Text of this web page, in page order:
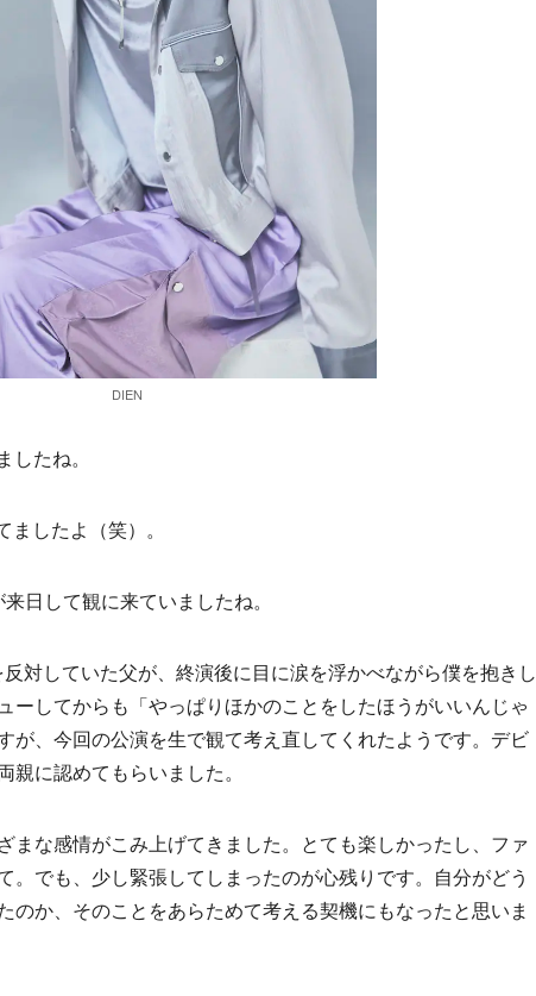
DIEN
たね。
したよ（笑）。
日して観に来ていましたね。
対していた父が、終演後に目に涙を浮かべながら僕を抱きし
ーしてからも「やっぱりほかのことをしたほうがいいんじゃ
が、今回の公演を生で観て考え直してくれたようです。デビ
に認めてもらいました。
まな感情がこみ上げてきました。とても楽しかったし、ファ
。でも、少し緊張してしまったのが心残りです。自分がどう
のか、そのことをあらためて考える契機にもなったと思いま